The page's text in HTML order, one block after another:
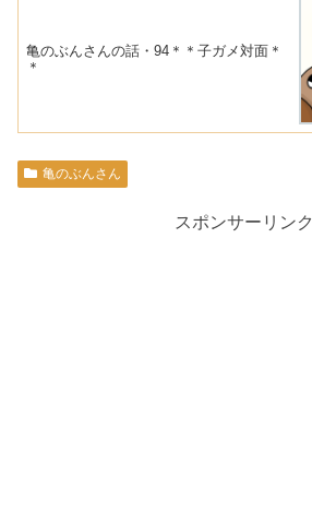
亀のぶんさんの話・94＊＊子ガメ対面＊
＊
亀のぶんさん
スポンサーリンク